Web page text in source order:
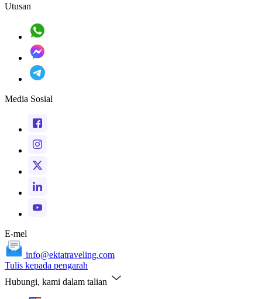
Utusan
Media Sosial
E-mel
info@ektatraveling.com
Tulis kepada pengarah
Hubungi, kami dalam talian